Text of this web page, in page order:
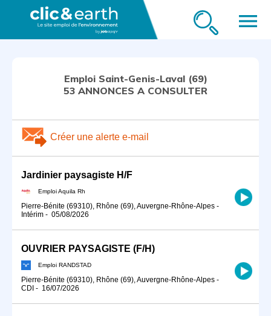
menu
Emploi Saint-Genis-Laval (69)
53 ANNONCES A CONSULTER
Créer une alerte e-mail
Jardinier paysagiste H/F
Emploi Aquila Rh
Pierre-Bénite (69310), Rhône (69), Auvergne-Rhône-Alpes -
Intérim - 05/08/2026
OUVRIER PAYSAGISTE (F/H)
Emploi RANDSTAD
Pierre-Bénite (69310), Rhône (69), Auvergne-Rhône-Alpes -
CDI - 16/07/2026